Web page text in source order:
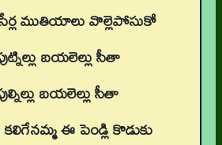
ముతియాలు వొల్లెపోసుకో
బయలెల్లు సీతా
బయలెల్లు సీతా
ఈ పెండ్లి కొడుకు